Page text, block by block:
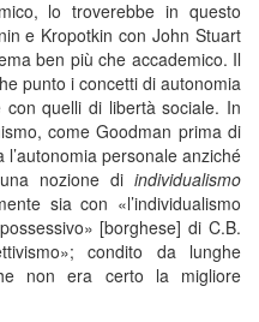
lo troverebbe in questo
e Kropotkin con John Stuart
ben più che accademico. Il
punto i concetti di autonomia
quelli di libertà sociale. In
come Goodman prima di
personale anziché
nozione di individualismo
sia con «l’individualismo
[borghese] di C.B.
condito da lunghe
non era certo la migliore